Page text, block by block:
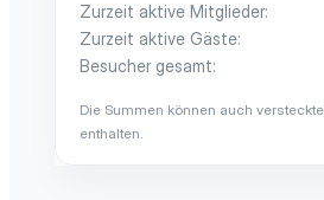
Zurzeit aktive Mitglieder
Zurzeit aktive Gäste
Besucher gesamt
Die Summen können auch
enthalten.